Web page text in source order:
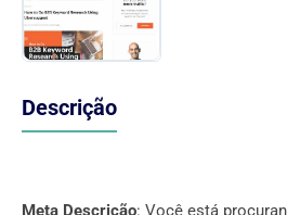
Descrição
Meta Descrição: Você está